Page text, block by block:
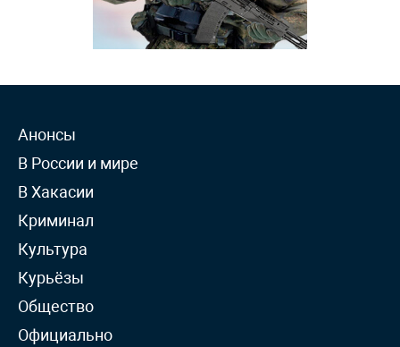
Анонсы
В России и мире
В Хакасии
Криминал
Культура
Курьёзы
Общество
Официально